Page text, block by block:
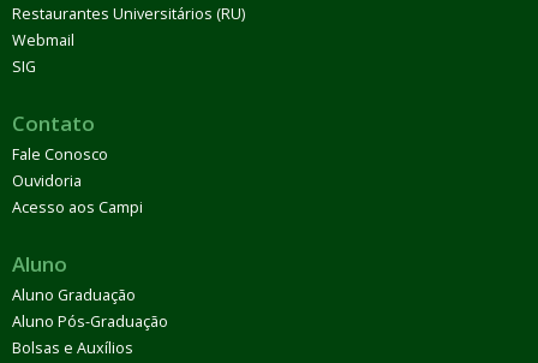
Restaurantes Universitários (RU)
Webmail
SIG
Contato
Fale Conosco
Ouvidoria
Acesso aos Campi
Aluno
Aluno Graduação
Aluno Pós-Graduação
Bolsas e Auxílios